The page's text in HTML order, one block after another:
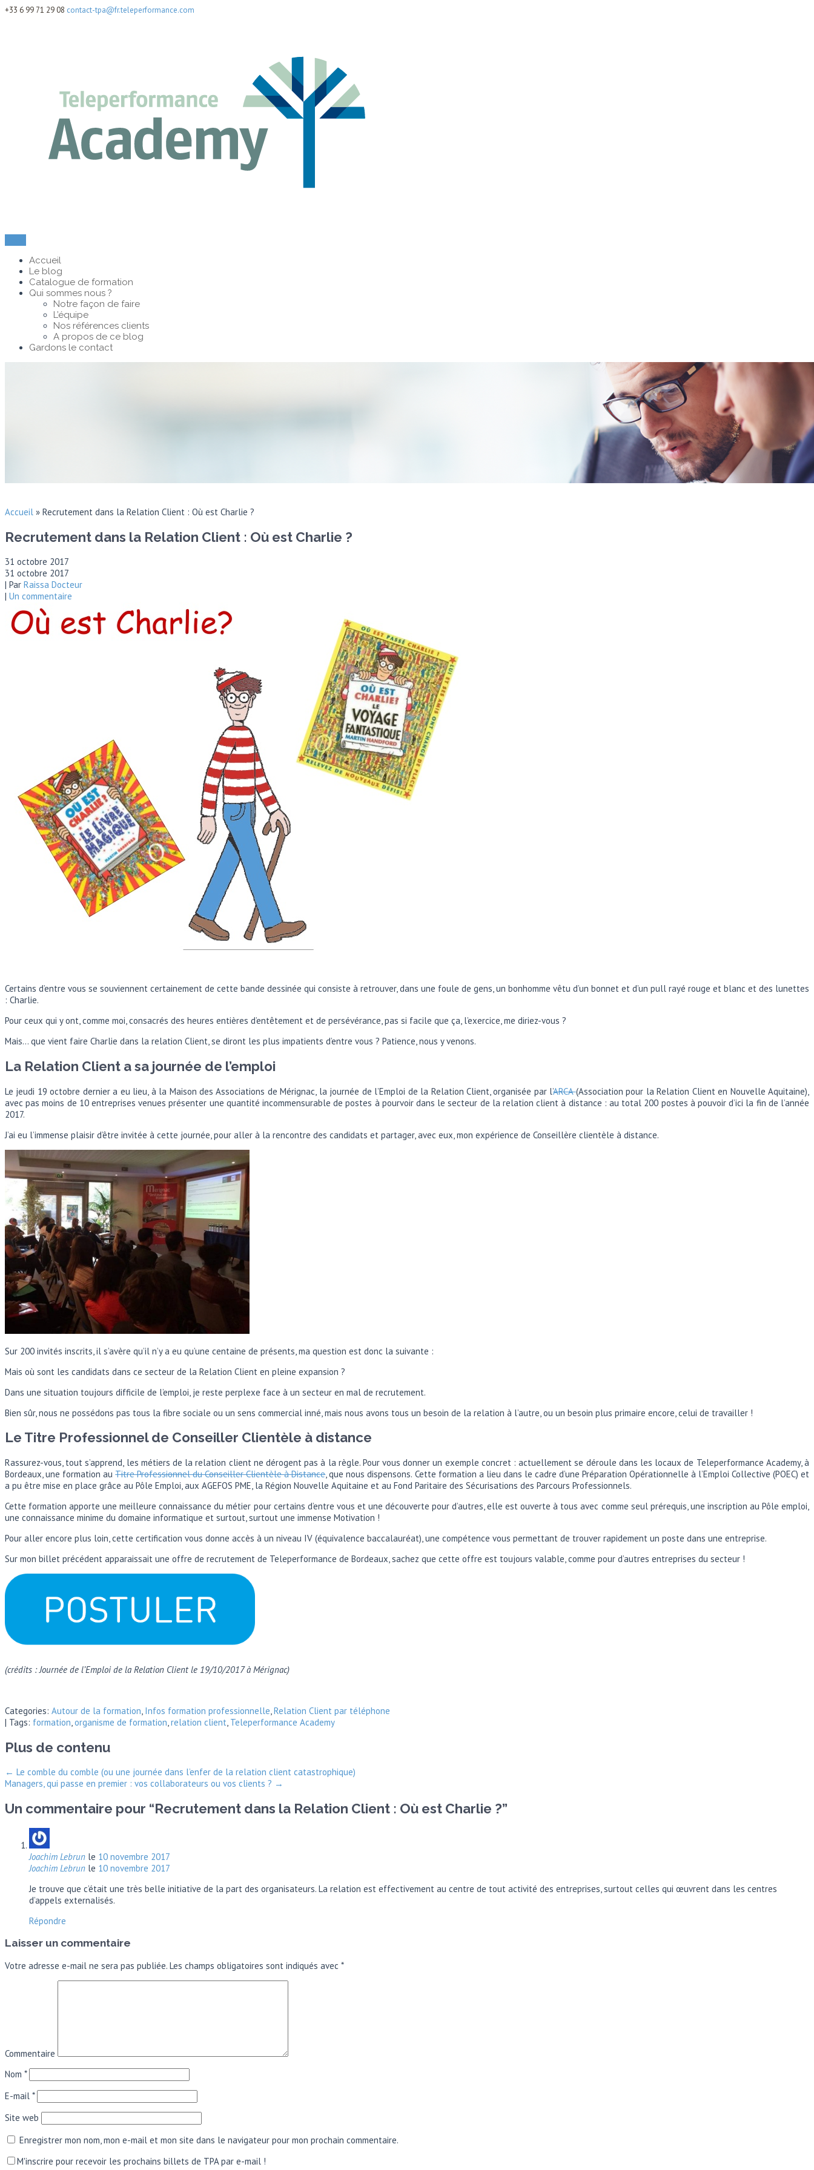
+33 6 99 71 29 08 contact-tpa@fr.teleperformance.com
Accueil
Le blog
Catalogue de formation
Qui sommes nous ?
Notre façon de faire
L’équipe
Nos références clients
A propos de ce blog
Gardons le contact
Accueil » Recrutement dans la Relation Client : Où est Charlie ?
Recrutement dans la Relation Client : Où est Charlie ?
31 octobre 2017
31 octobre 2017
| Par Raissa Docteur
| Un commentaire
Certains d’entre vous se souviennent certainement de cette bande dessinée qui consiste à retrouver, dans une foule de gens, un bonhomme vêtu d’un bonnet et d’un pull rayé rouge et blanc et des lunettes
: Charlie.
Pour ceux qui y ont, comme moi, consacrés des heures entières d’entêtement et de persévérance, pas si facile que ça, l’exercice, me diriez-vous ?
Mais… que vient faire Charlie dans la relation Client, se diront les plus impatients d’entre vous ? Patience, nous y venons.
La Relation Client a sa journée de l’emploi
Le jeudi 19 octobre dernier a eu lieu, à la Maison des Associations de Mérignac, la journée de l’Emploi de la Relation Client, organisée par l’ARCA(Association pour la Relation Client en Nouvelle Aquitaine),
avec pas moins de 10 entreprises venues présenter une quantité incommensurable de postes à pourvoir dans le secteur de la relation client à distance : au total 200 postes à pouvoir d’ici la fin de l’année
2017.
J’ai eu l’immense plaisir d’être invitée à cette journée, pour aller à la rencontre des candidats et partager, avec eux, mon expérience de Conseillère clientèle à distance.
Sur 200 invités inscrits, il s’avère qu’il n’y a eu qu’une centaine de présents, ma question est donc la suivante :
Mais où sont les candidats dans ce secteur de la Relation Client en pleine expansion ?
Dans une situation toujours difficile de l’emploi, je reste perplexe face à un secteur en mal de recrutement.
Bien sûr, nous ne possédons pas tous la fibre sociale ou un sens commercial inné, mais nous avons tous un besoin de la relation à l’autre, ou un besoin plus primaire encore, celui de travailler !
Le Titre Professionnel de Conseiller Clientèle à distance
Rassurez-vous, tout s’apprend, les métiers de la relation client ne dérogent pas à la règle. Pour vous donner un exemple concret : actuellement se déroule dans les locaux de Teleperformance Academy, à
Bordeaux, une formation auTitre Professionnel du Conseiller Clientèle à Distance, que nous dispensons. Cette formation a lieu dans le cadre d’une Préparation Opérationnelle à l’Emploi Collective (POEC) et
a pu être mise en place grâce au Pôle Emploi, aux AGEFOS PME, la Région Nouvelle Aquitaine et au Fond Paritaire des Sécurisations des Parcours Professionnels.
Cette formation apporte une meilleure connaissance du métier pour certains d’entre vous et une découverte pour d’autres, elle est ouverte à tous avec comme seul prérequis, une inscription au Pôle emploi,
une connaissance minime du domaine informatique et surtout, surtout une immense Motivation !
Pour aller encore plus loin, cette certification vous donne accès à un niveau IV (équivalence baccalauréat), une compétence vous permettant de trouver rapidement un poste dans une entreprise.
Sur mon billet précédent apparaissait une offre de recrutement de Teleperformance de Bordeaux, sachez que cette offre est toujours valable, comme pour d’autres entreprises du secteur !
(crédits :Journée de l’Emploi de la Relation Client le 19/10/2017 à Mérignac)
Categories: Autour de la formation, Infos formation professionnelle,Relation Client par téléphone
| Tags: formation,organisme de formation,relation client, Teleperformance Academy
Plus de contenu
← Le comble du comble (ou une journée dans l’enfer de la relation client catastrophique)
Managers, qui passe en premier : vos collaborateurs ou vos clients ? →
Un commentaire pour “Recrutement dans la Relation Client : Où est Charlie ?”
Joachim Lebrun le 10 novembre 2017
Joachim Lebrun le 10 novembre 2017
Je trouve que c’était une très belle initiative de la part des organisateurs. La relation est effectivement au centre de tout activité des entreprises, surtout celles qui œuvrent dans les centres
d’appels externalisés.
Répondre
Laisser un commentaire
Votre adresse e-mail ne sera pas publiée. Les champs obligatoires sont indiqués avec *
Commentaire
Nom *
E-mail *
Site web
Enregistrer mon nom, mon e-mail et mon site dans le navigateur pour mon prochain commentaire.
M'inscrire pour recevoir les prochains billets de TPA par e-mail !